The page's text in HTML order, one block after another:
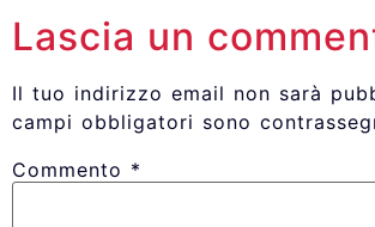
Lascia un
Il tuo indirizzo email non sarà
campi obbligatori sono
Commento *